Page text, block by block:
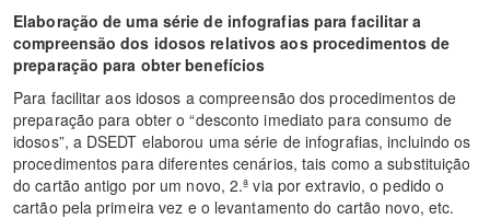
Elaboração de uma série de infografias para facilitar a
compreensão dos idosos relativos aos procedimentos de
preparação para obter benefícios
Para facilitar aos idosos a compreensão dos procedimentos de
preparação para obter o “desconto imediato para consumo de
idosos”, a DSEDT elaborou uma série de infografias, incluindo os
procedimentos para diferentes cenários, tais como a substituição
do cartão antigo por um novo, 2.ª via por extravio, o pedido o
cartão pela primeira vez e o levantamento do cartão novo, etc.